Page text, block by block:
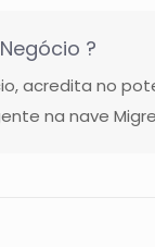
?
acredita no
na nave